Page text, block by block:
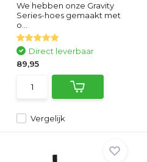
We hebben onze Gravity
Series-hoes gemaakt met
o...
Vergelijk
Direct leverbaar
89,95